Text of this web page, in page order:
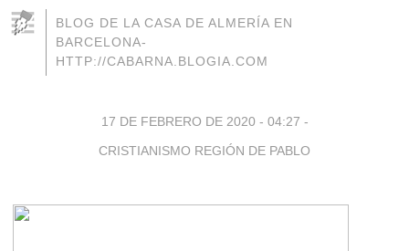
BLOG DE LA CASA DE ALMERÍA EN
BARCELONA-
HTTP://CABARNA.BLOGIA.COM
17 DE FEBRERO DE 2020 - 04:27 -
CRISTIANISMO REGIÓN DE PABLO